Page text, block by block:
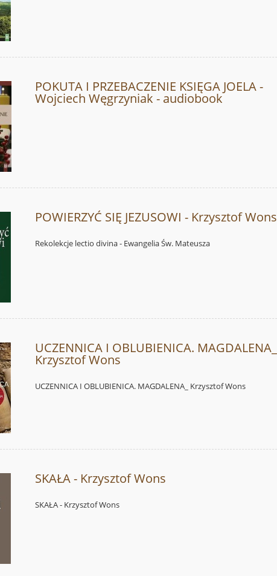
POKUTA I PRZEBACZENIE KSIĘGA JOELA -
Wojciech Węgrzyniak - audiobook
POWIERZYĆ SIĘ JEZUSOWI - Krzysztof Wons
Rekolekcje lectio divina - Ewangelia Św. Mateusza
UCZENNICA I OBLUBIENICA. MAGDALENA_
Krzysztof Wons
UCZENNICA I OBLUBIENICA. MAGDALENA_ Krzysztof Wons
SKAŁA - Krzysztof Wons
SKAŁA - Krzysztof Wons